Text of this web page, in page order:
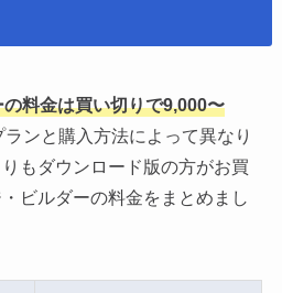
料金は買い切りで9,000〜
ランと購入方法によって異なり
もダウンロード版の方がお買
ビルダーの料金をまとめまし